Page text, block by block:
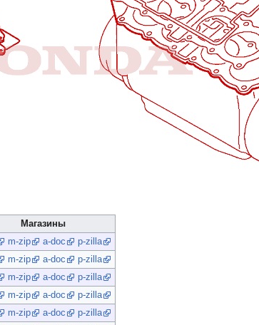
Магазины
m-zip a-doc
p-zilla
m-zip a-doc
p-zilla
m-zip a-doc
p-zilla
m-zip a-doc
p-zilla
m-zip a-doc
p-zilla